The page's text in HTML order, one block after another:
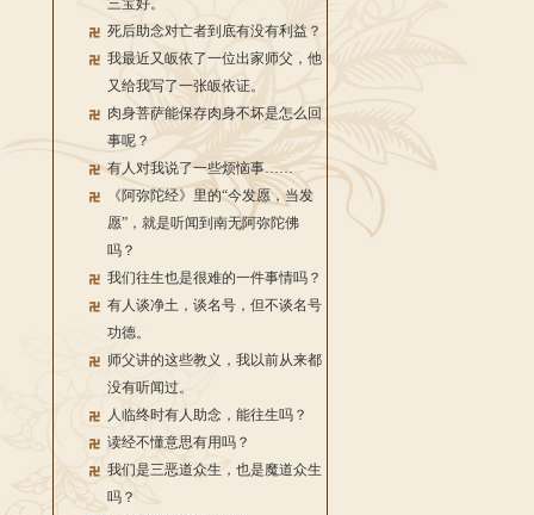
三宝好。
死后助念对亡者到底有没有利益？
我最近又皈依了一位出家师父，他
又给我写了一张皈依证。
肉身菩萨能保存肉身不坏是怎么回
事呢？
有人对我说了一些烦恼事……
《阿弥陀经》里的“今发愿，当发
愿”，就是听闻到南无阿弥陀佛
吗？
我们往生也是很难的一件事情吗？
有人谈净土，谈名号，但不谈名号
功德。
师父讲的这些教义，我以前从来都
没有听闻过。
人临终时有人助念，能往生吗？
读经不懂意思有用吗？
我们是三恶道众生，也是魔道众生
吗？